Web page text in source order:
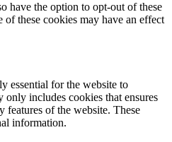
have the option to opt-out of these
these cookies may have an effect
essential for the website to
includes cookies that ensures
features of the website. These
information.